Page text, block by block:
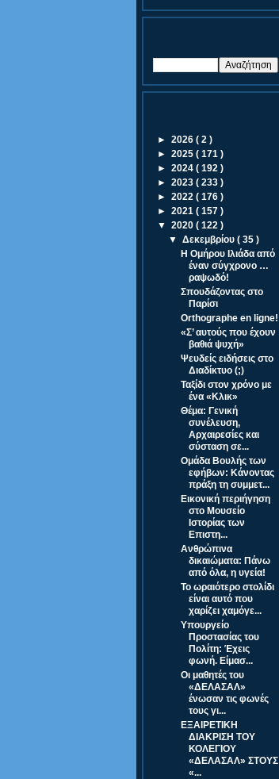
► 2026 ( 2 )
► 2025 ( 171 )
► 2024 ( 192 )
► 2023 ( 233 )
► 2022 ( 176 )
► 2021 ( 157 )
▼ 2020 ( 122 )
▼Δεκεμβρίου( 35 )
Η Ομήρου Ιλιάδα από
έναν σύγχρονο …
ραψωδό!
Σπουδάζοντας στο
Παρίσι
Orthographe en ligne!
«Σ’ αυτούς που έχουν
βαθιά ψυχή»
Ψευδείς ειδήσεις στο
Διαδίκτυο (;)
Ταξίδι στον χρόνο με
ένα «Κλικ»
Θέμα: Γενική
συνέλευση,
Αρχαιρεσίες και
σύσταση σε...
Ομάδα Βουλής των
εφήβων: Κάνοντας
πράξη τη συμμετ...
Εικονική περιήγηση
στο Μουσείο
Ιστορίας των
Επιστη...
Ανθρώπινα
δικαιώματα: Πάνω
από όλα, η υγεία!
Το ωραιότερο στολίδι
είναι αυτό που
χαρίζει χαμόγε...
Υπουργείο
Προστασίας του
Πολίτη: Έχεις
φωνή. Είμασ...
Οι μαθητές του
«ΔΕΛΑΣΑΛ»
ένωσαν τις φωνές
τους γι...
ΕΞΑΙΡΕΤΙΚΗ
ΔΙΑΚΡΙΣΗ ΤΟΥ
ΚΟΛΕΓΙΟΥ
«ΔΕΛΑΣΑΛ» ΣΤΟΥΣ
«...